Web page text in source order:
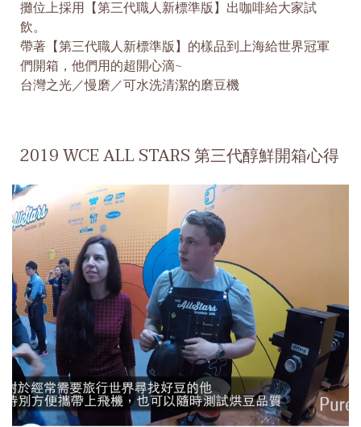
攤位上採用【第三代職人新標準版】出咖啡給大家試
飲。
帶著【第三代職人新標準版】的樣品到上海給世界冠軍
們開箱，他們用的超開心滴~
台灣之光／慢磨／可水洗清潔的磨豆機
2019 WCE ALL STARS 第三代醇鮮開箱心得